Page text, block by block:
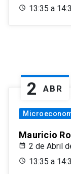
13:35 a
2 ABR
Mauricio
2 de Abril
13:35 a